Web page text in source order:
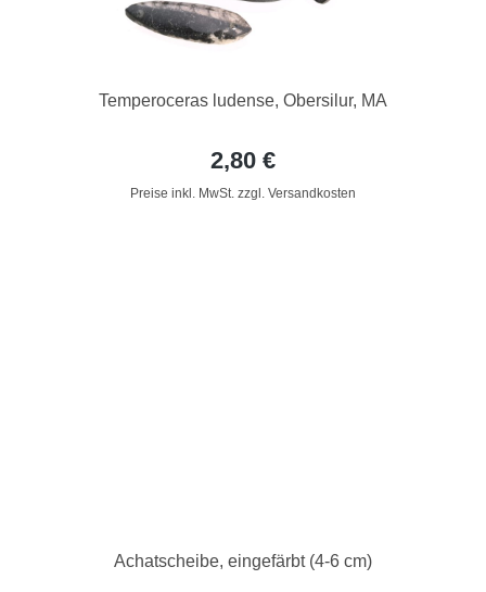
Temperoceras ludense, Obersilur, MA
2,80 €
Preise inkl. MwSt. zzgl. Versandkosten
Achatscheibe, eingefärbt (4-6 cm)